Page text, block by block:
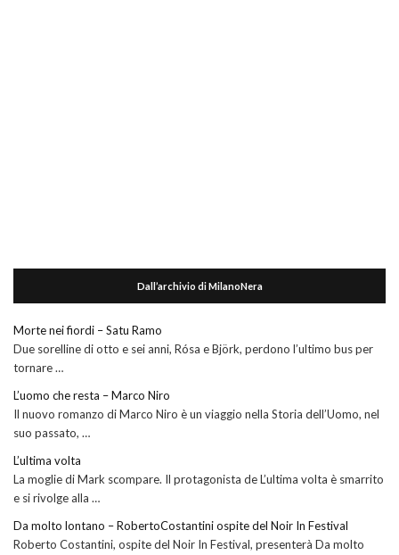
Dall’archivio di MilanoNera
Morte nei fiordi – Satu Ramo
Due sorelline di otto e sei anni, Rósa e Björk, perdono l’ultimo bus per
tornare …
L’uomo che resta – Marco Niro
Il nuovo romanzo di Marco Niro è un viaggio nella Storia dell’Uomo, nel
suo passato, …
L’ultima volta
La moglie di Mark scompare. Il protagonista de L’ultima volta è smarrito
e si rivolge alla …
Da molto lontano – RobertoCostantini ospite del Noir In Festival
Roberto Costantini, ospite del Noir In Festival, presenterà Da molto